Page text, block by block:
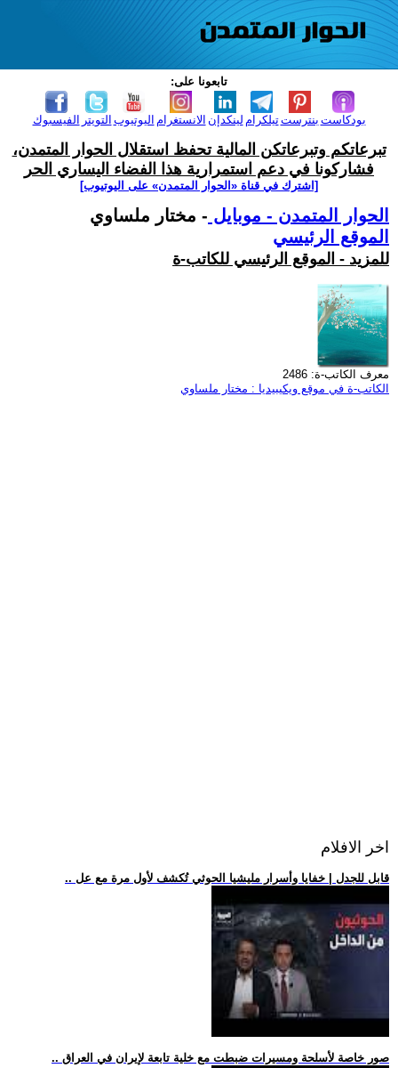
تابعونا على:
الفيسبوك التويتر اليوتيوب الانستغرام لينكدإن تيلكرامبنترست بودكاست
تبرعاتكم وتبرعاتكن المالية تحفظ استقلال الحوار المتمدن،
فشاركونا في دعم استمرارية هذا الفضاء اليساري الحر
[اشترك في قناة ‫«الحوار المتمدن» على اليوتيوب]
الحوار المتمدن - موبايل - مختار ملساوي
الموقع الرئيسي
للمزيد - الموقع الرئيسي للكاتب-ة
معرف الكاتب-ة: 2486
الكاتب-ة في موقع ويكيبيديا : مختار ملساوي
اخر الافلام
.. قابل للجدل | خفايا وأسرار مليشيا الحوثي تُكشف لأول مرة مع عل
.. صور خاصة لأسلحة ومسيرات ضبطت مع خلية تابعة لإيران في العراق